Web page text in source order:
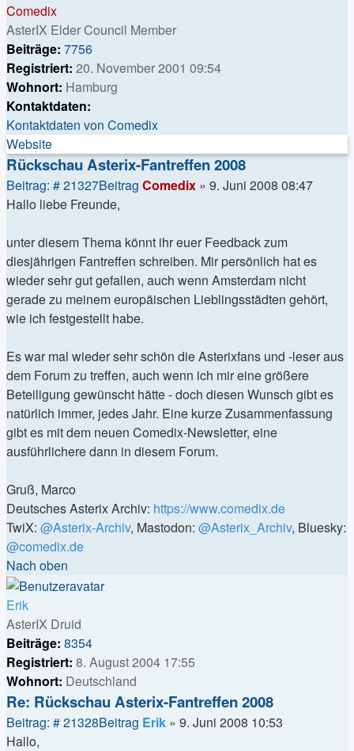
Comedix
AsterIX Elder Council Member
Beiträge: 7756
Registriert: 20. November 2001 09:54
Wohnort: Hamburg
Kontaktdaten:
Kontaktdaten von Comedix
Website
Rückschau Asterix-Fantreffen 2008
Beitrag: # 21327Beitrag Comedix » 9. Juni 2008 08:47
Hallo liebe Freunde,
unter diesem Thema könnt ihr euer Feedback zum
diesjährigen Fantreffen schreiben. Mir persönlich hat es
wieder sehr gut gefallen, auch wenn Amsterdam nicht
gerade zu meinem europäischen Lieblingsstädten gehört,
wie ich festgestellt habe.
Es war mal wieder sehr schön die Asterixfans und -leser aus
dem Forum zu treffen, auch wenn ich mir eine größere
Beteiligung gewünscht hätte - doch diesen Wunsch gibt es
natürlich immer, jedes Jahr. Eine kurze Zusammenfassung
gibt es mit dem neuen Comedix-Newsletter, eine
ausführlichere dann in diesem Forum.
Gruß, Marco
Deutsches Asterix Archiv: https://www.comedix.de
TwiX: @Asterix-Archiv, Mastodon: @Asterix_Archiv, Bluesky:
@comedix.de
Nach oben
Erik
AsterIX Druid
Beiträge: 8354
Registriert: 8. August 2004 17:55
Wohnort: Deutschland
Re: Rückschau Asterix-Fantreffen 2008
Beitrag: # 21328Beitrag Erik » 9. Juni 2008 10:53
Hallo,